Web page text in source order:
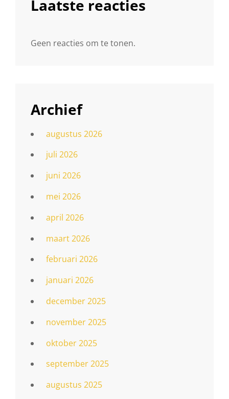
Laatste reacties
Geen reacties om te tonen.
Archief
augustus 2026
juli 2026
juni 2026
mei 2026
april 2026
maart 2026
februari 2026
januari 2026
december 2025
november 2025
oktober 2025
september 2025
augustus 2025